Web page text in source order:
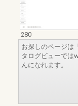
280
お探しのページは
タログビューでは
んになれます。